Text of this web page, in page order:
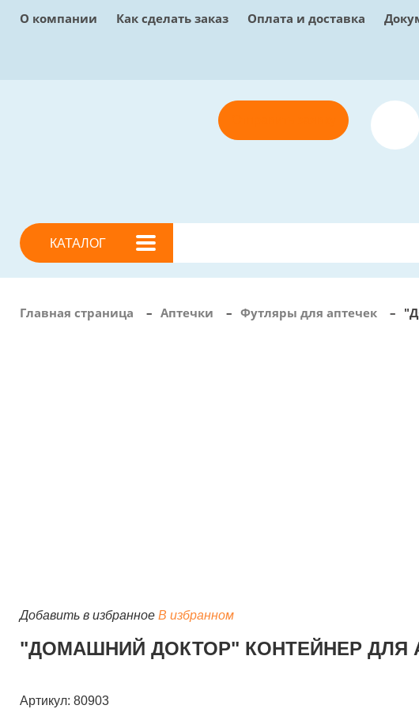
О компании Как сделать заказ Оплата и доставка
КАТАЛОГ
Главная страница – Аптечки – Футляры для аптечек –
Добавить в избранное В избранном
"ДОМАШНИЙ ДОКТОР" КОНТЕЙНЕР ДЛЯ
Артикул: 80903